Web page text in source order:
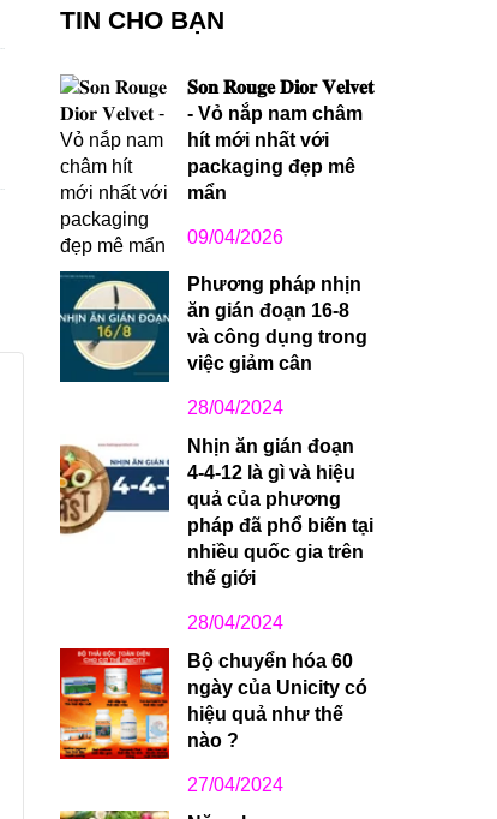
TIN CHO BẠN
𝐒𝐨𝐧 𝐑𝐨𝐮𝐠𝐞 𝐃𝐢𝐨𝐫 𝐕𝐞𝐥𝐯𝐞𝐭
- Vỏ nắp nam châm
hít mới nhất với
packaging đẹp mê
mẩn
09/04/2026
Phương pháp nhịn
ăn gián đoạn 16-8
và công dụng trong
việc giảm cân
28/04/2024
Nhịn ăn gián đoạn
4-4-12 là gì và hiệu
quả của phương
pháp đã phổ biến tại
nhiều quốc gia trên
thế giới
28/04/2024
Bộ chuyển hóa 60
ngày của Unicity có
hiệu quả như thế
nào ?
27/04/2024